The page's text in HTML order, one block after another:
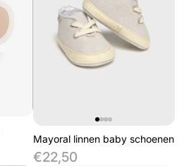
Mayoral linnen baby schoenen
€22,50